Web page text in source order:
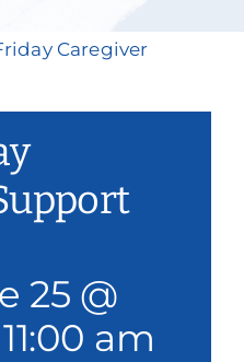
con
en
Caregiver
25 @
11:00 am